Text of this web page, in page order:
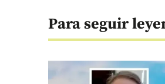
Para seguir